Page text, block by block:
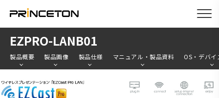
ン
EZPRO-LANB01
製品概要 製品画像 製品仕様 マニュアル・製品資料 OS・デバイ